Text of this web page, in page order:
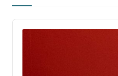
Audio
Player